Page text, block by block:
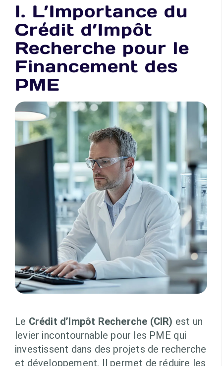
I. L’Importance du
Crédit d’Impôt
Recherche pour le
Financement des
PME
Le Crédit d’Impôt Recherche (CIR) est un
levier incontournable pour les PME qui
investissent dans des projets de recherche
et développement. Il permet de réduire les